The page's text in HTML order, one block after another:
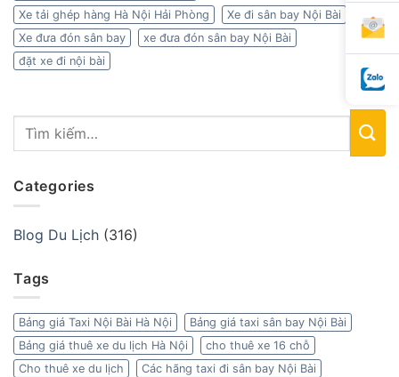
Xe tải ghép hàng Hà Nội Hải Phòng
Xe đi sân bay Nội Bài
Xe đưa đón sân bay
xe đưa đón sân bay Nội Bài
đặt xe đi nội bài
Categories
Blog Du Lịch (316)
Tags
Bảng giá Taxi Nội Bài Hà Nội
Bảng giá taxi sân bay Nội Bài
Bảng giá thuê xe du lịch Hà Nội
cho thuê xe 16 chỗ
Cho thuê xe du lịch
Các hãng taxi đi sân bay Nội Bài